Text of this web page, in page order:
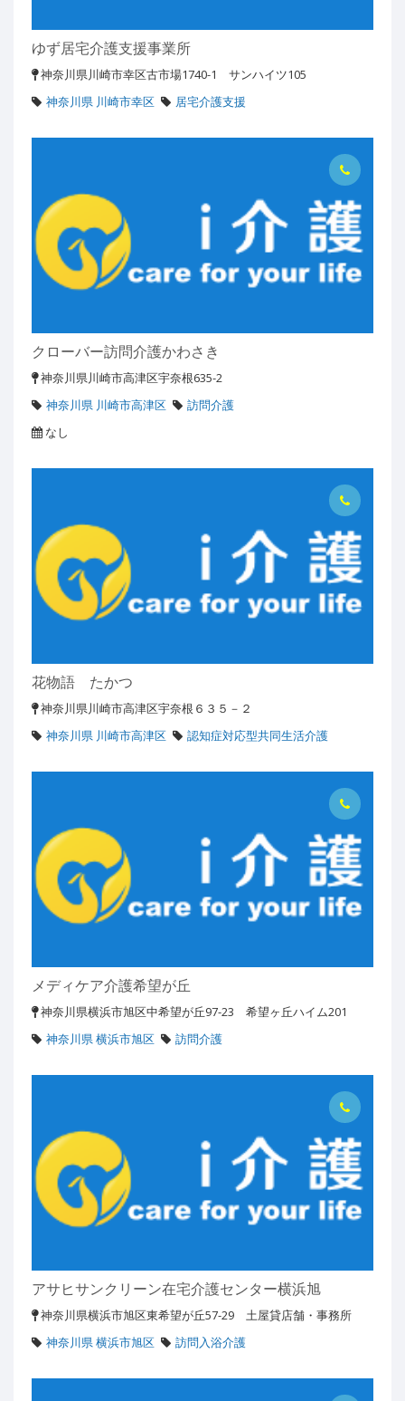
ゆず居宅介護支援事業所
神奈川県川崎市幸区古市場1740-1 サンハイツ105
神奈川県 川崎市幸区
居宅介護支援
クローバー訪問介護かわさき
神奈川県川崎市高津区宇奈根635-2
神奈川県 川崎市高津区
訪問介護
なし
花物語 たかつ
神奈川県川崎市高津区宇奈根６３５－２
神奈川県 川崎市高津区
認知症対応型共同生活介護
メディケア介護希望が丘
神奈川県横浜市旭区中希望が丘97-23 希望ヶ丘ハイム201
神奈川県 横浜市旭区
訪問介護
アサヒサンクリーン在宅介護センター横浜旭
神奈川県横浜市旭区東希望が丘57-29 土屋貸店舗・事務所
神奈川県 横浜市旭区
訪問入浴介護